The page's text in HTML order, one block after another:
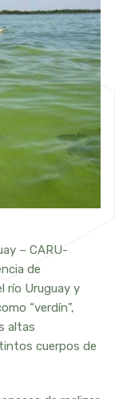
– CARU-
de
río Uruguay y
“verdín”,
altas
cuerpos de